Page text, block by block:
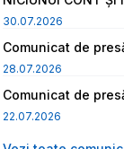
30.07.2026
Comunicat de
28.07.2026
Comunicat de
22.07.2026